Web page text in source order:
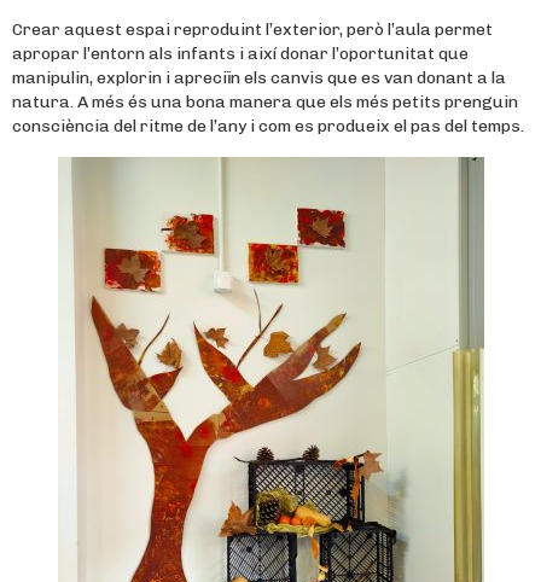
Crear aquest espai reproduint l’exterior, però l’aula permet
apropar l’entorn als infants i així donar l’oportunitat que
manipulin, explorin i apreciïn els canvis que es van donant a la
natura. A més és una bona manera que els més petits prenguin
consciència del ritme de l’any i com es produeix el pas del temps.